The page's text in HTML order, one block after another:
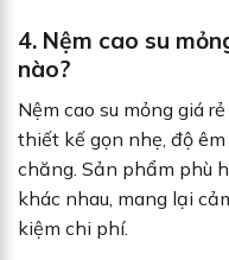
4. Nệm cao su
nào?
Nệm cao su mỏng giá
thiết kế gọn nhẹ, độ
chăng. Sản phẩm phù
khác nhau, mang lại
kiệm chi phí.